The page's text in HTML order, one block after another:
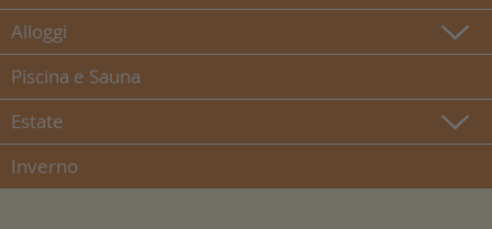
Alloggi
Piscina e Sauna
Estate
Inverno